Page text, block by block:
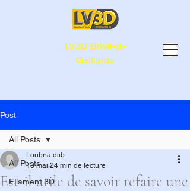
LV3D Brive-la-
Gaillarde
Post
All Posts
Filament 3D
All Posts
Est-il utile de savoir refaire une
Loubna diib
13 mai 24 min de lecture